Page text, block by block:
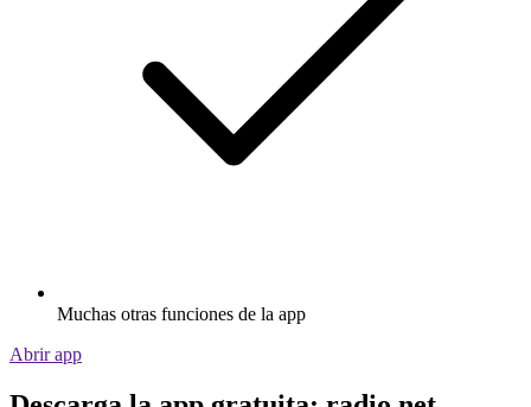
Muchas otras funciones de la app
Abrir app